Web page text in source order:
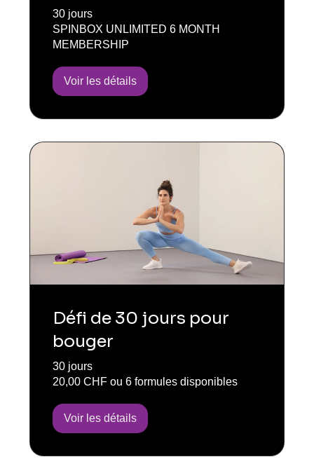
30 jours
SPINBOX UNLIMITED 6 MONTH
MEMBERSHIP
Voir les détails
Défi de 30 jours pour
bouger
30 jours
20,00 CHF ou 6 formules disponibles
Voir les détails